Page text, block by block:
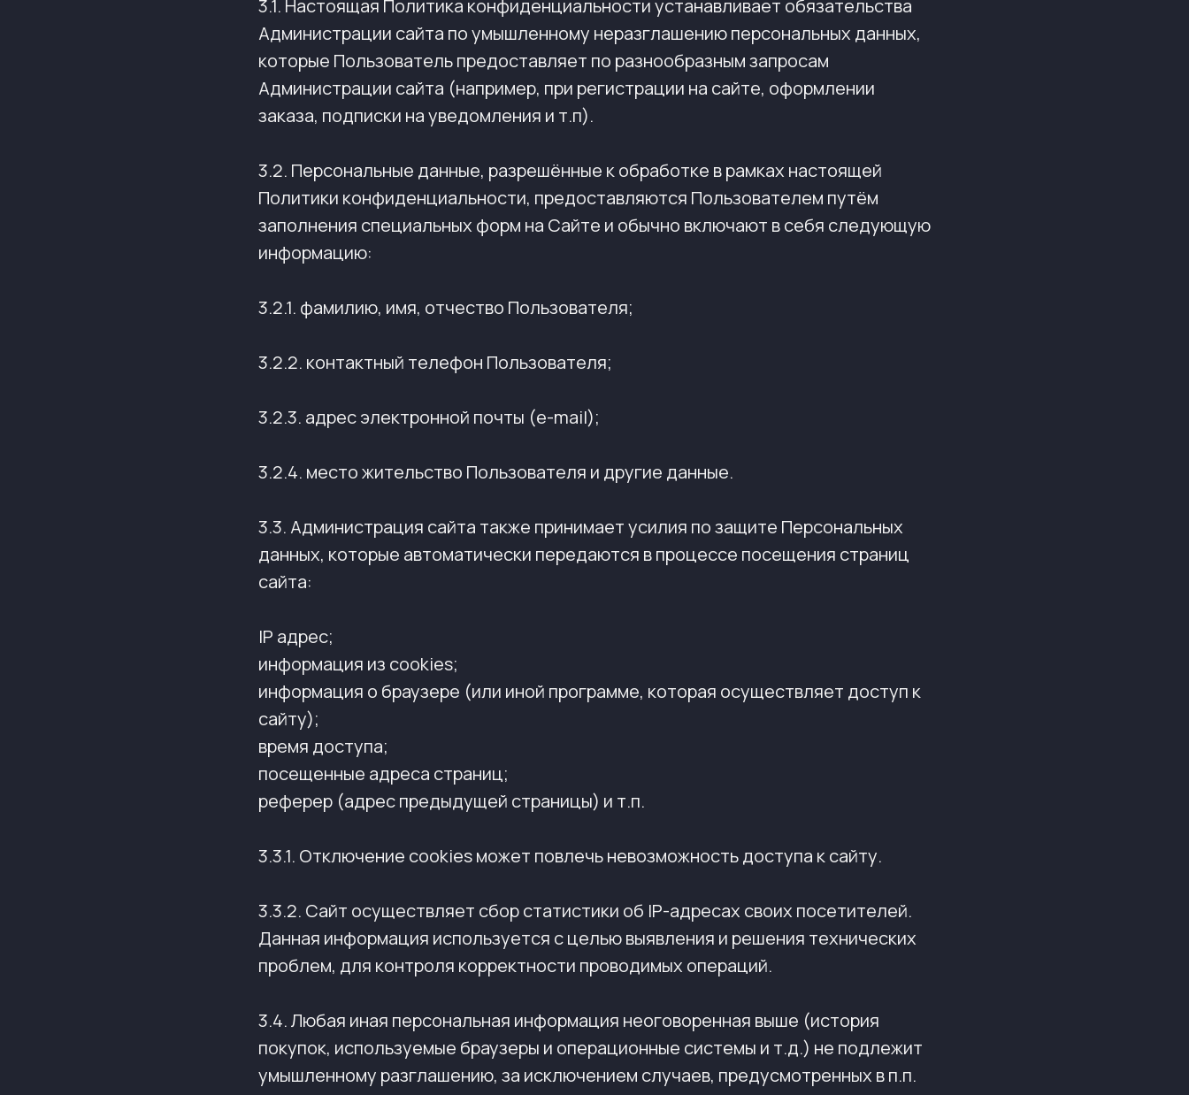
3.1. Настоящая Политика конфиденциальности устанавливает обязательства
Администрации сайта по умышленному неразглашению персональных данных,
которые Пользователь предоставляет по разнообразным запросам
Администрации сайта (например, при регистрации на сайте, оформлении
заказа, подписки на уведомления и т.п).
3.2. Персональные данные, разрешённые к обработке в рамках настоящей
Политики конфиденциальности, предоставляются Пользователем путём
заполнения специальных форм на Сайте и обычно включают в себя следующую
информацию:
3.2.1. фамилию, имя, отчество Пользователя;
3.2.2. контактный телефон Пользователя;
3.2.3. адрес электронной почты (e-mail);
3.2.4. место жительство Пользователя и другие данные.
3.3. Администрация сайта также принимает усилия по защите Персональных
данных, которые автоматически передаются в процессе посещения страниц
сайта:
IP адрес;
информация из cookies;
информация о браузере (или иной программе, которая осуществляет доступ к
сайту);
время доступа;
посещенные адреса страниц;
реферер (адрес предыдущей страницы) и т.п.
3.3.1. Отключение cookies может повлечь невозможность доступа к сайту.
3.3.2. Сайт осуществляет сбор статистики об IP-адресах своих посетителей.
Данная информация используется с целью выявления и решения технических
проблем, для контроля корректности проводимых операций.
3.4. Любая иная персональная информация неоговоренная выше (история
покупок, используемые браузеры и операционные системы и т.д.) не подлежит
умышленному разглашению, за исключением случаев, предусмотренных в п.п.